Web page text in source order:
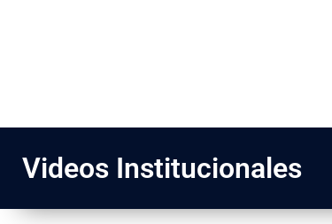
Videos Institucionales